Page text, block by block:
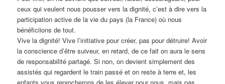
ceux qui veulent nous pousser vers la dignité, c’est à dire vers la
participation active de la vie du pays (la France) où nous
bénéficiions de tout.
Vive la dignité! Vive l’initiative pour créer, pas pour détruire! Avoir
la conscience d’être suiveur, en retard, de ce fait on aura le sens
de responsabilité partagé. Si non, on devient simplement des
assistés qui regardent le train passé et on reste à terre et, les